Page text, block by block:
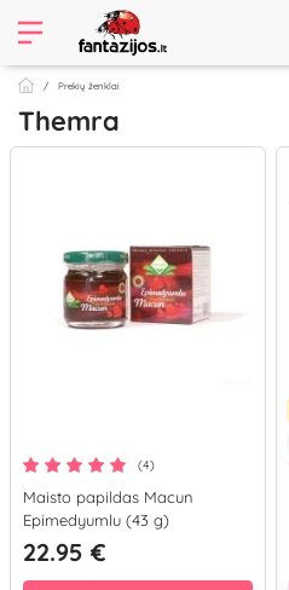
Prekių ženklai
Themra
(4)
Maisto papildas Macun
Epimedyumlu (43 g)
22.95 €